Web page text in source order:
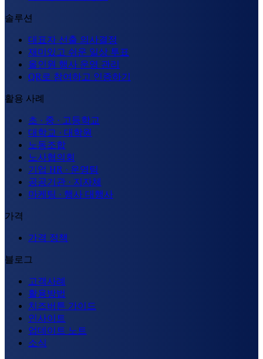
솔루션
대표자 선출 의사결정
재미있고 쉬운 일상 투표
올인원 행사 운영 관리
QR로 참여하고 인증하기
활용 사례
초 · 중 · 고등학교
대학교 · 대학원
노동조합
노사협의회
기업 HR · 운영팀
공공기관 · 지자체
마케팅 · 행사 대행사
가격
가격 정책
블로그
고객사례
활용방법
치즈버튼 가이드
인사이트
업데이트 노트
소식